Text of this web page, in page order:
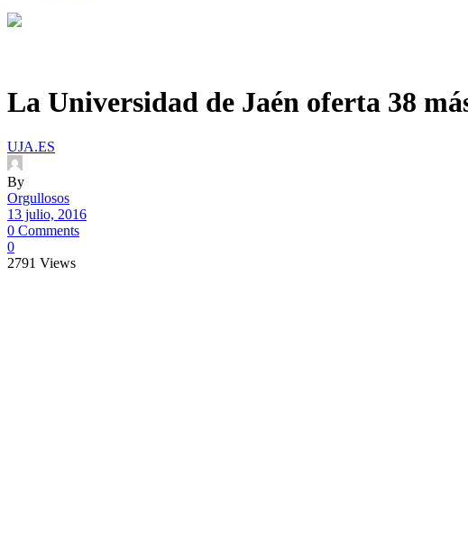
La Universidad de Jaén oferta 38
UJA.ES
By
Orgullosos
13 julio, 2016
0 Comments
0
2791 Views